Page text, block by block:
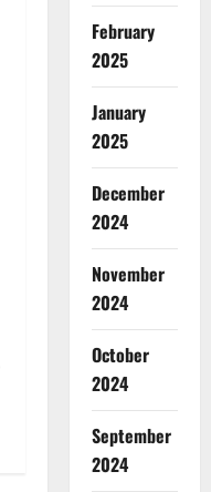
February
2025
January
2025
December
2024
November
2024
October
2024
September
2024